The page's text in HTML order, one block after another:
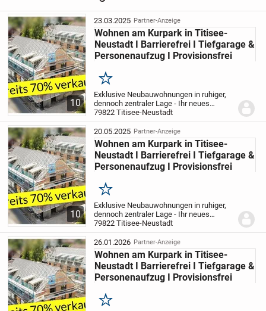
10
23.03.2025 Partner-Anzeige
Wohnen am Kurpark in Titisee-
Neustadt I Barrierefrei I Tiefgarage &
Personenaufzug I Provisionsfrei
Merken
Exklusive Neubauwohnungen in ruhiger,
dennoch zentraler Lage - Ihr neues
Zuhause zwischen Kurgarten und
EisweiherIn einer der begehrtesten Lagen
entstehen zwei moderne
Mehrfamilienhäuser in...
79822 Titisee-Neustadt
10
20.05.2025 Partner-Anzeige
Wohnen am Kurpark in Titisee-
Neustadt I Barrierefrei I Tiefgarage &
Personenaufzug I Provisionsfrei
Merken
Exklusive Neubauwohnungen in ruhiger,
dennoch zentraler Lage - Ihr neues
Zuhause zwischen Kurgarten und
EisweiherIn einer der begehrtesten Lagen
entstehen zwei moderne
Mehrfamilienhäuser in...
79822 Titisee-Neustadt
26.01.2026 Partner-Anzeige
Wohnen am Kurpark in Titisee-
Neustadt I Barrierefrei I Tiefgarage &
Personenaufzug I Provisionsfrei
Merken